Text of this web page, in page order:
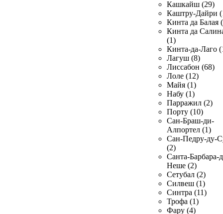
Кашкайш (29)
Каштру-Дайри
Кинта да Балая
Кинта да
(1)
Кинта-да-Лаго
Лагуш (8)
Лиссабон (68)
Лоле (12)
Майя (1)
Набу (1)
Парражил (2)
Порту (10)
Сан-Браш-ди-
Алпортел (1)
Сан-Педру-ду-
(2)
Санта-Барбара-
Неше (2)
Сетубал (2)
Силвеш (1)
Синтра (11)
Трофа (1)
Фару (4)